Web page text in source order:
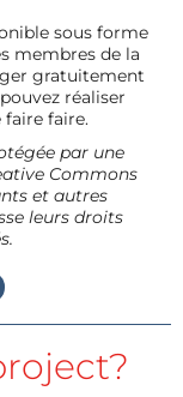
sous forme
membres de la
gratuitement
réaliser
faire.
par une
Commons
et autres
leurs droits